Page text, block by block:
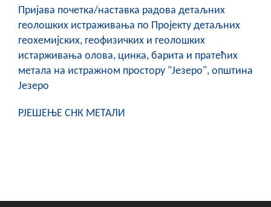
Пријава почетка/наставка радова детаљних
геолошких истраживања по Пројекту детаљних
геохемијских, геофизичких и геолошких
истарживања олова, цинка, барита и пратећих
метала на истражном простору "Језеро", општина
Језеро
РЈЕШЕЊЕ СНК МЕТАЛИ